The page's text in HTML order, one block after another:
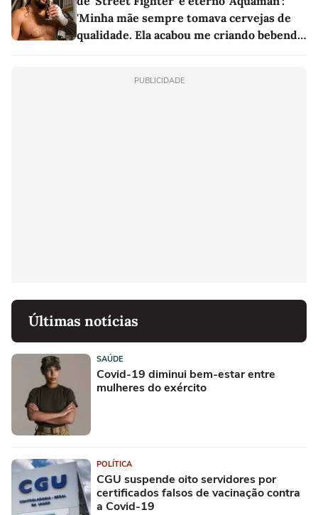
'Minha mãe sempre tomava cervejas de
qualidade. Ela acabou me criando bebendo
PUBLICIDADE
Últimas notícias
SAÚDE
Covid-19 diminui bem-estar entre
mulheres do exército
POLÍTICA
CGU suspende oito servidores por
certificados falsos de vacinação contra
a Covid-19